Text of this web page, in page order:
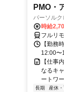
PMO・
パーソルク
時給
フルリ
【勤務
12:00〜
【仕事
なるキ
ートワ
長期 産休